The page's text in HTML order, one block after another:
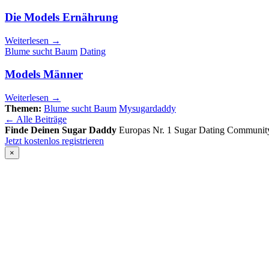
Die Models Ernährung
Weiterlesen →
Blume sucht Baum Dating
Models Männer
Weiterlesen →
Themen: Blume sucht Baum Mysugardaddy
← Alle Beiträge
Finde Deinen Sugar Daddy Europas Nr. 1 Sugar Dating
Jetzt kostenlos registrieren
×